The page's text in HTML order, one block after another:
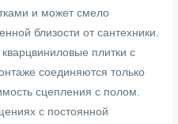
и может смело
близости от сантехники.
плитки с
соединяются только
сцепления с полом.
с постоянной